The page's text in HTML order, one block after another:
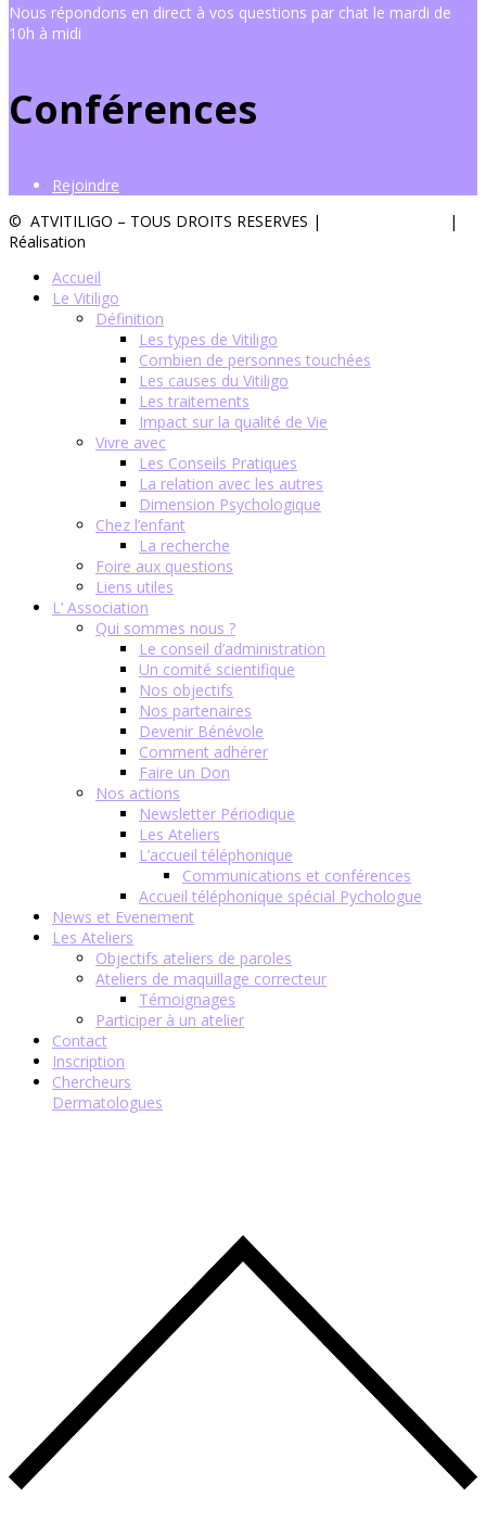
Nous répondons en direct à vos questions par chat le mardi de
10h à midi
Conférences
Rejoindre
© ATVITILIGO – TOUS DROITS RESERVES |
|
Réalisation
Accueil
Le Vitiligo
Définition
Les types de Vitiligo
Combien de personnes touchées
Les causes du Vitiligo
Les traitements
Impact sur la qualité de Vie
Vivre avec
Les Conseils Pratiques
La relation avec les autres
Dimension Psychologique
Chez l’enfant
La recherche
Foire aux questions
Liens utiles
L’ Association
Qui sommes nous ?
Le conseil d’administration
Un comité scientifique
Nos objectifs
Nos partenaires
Devenir Bénévole
Comment adhérer
Faire un Don
Nos actions
Newsletter Périodique
Les Ateliers
L’accueil téléphonique
Communications et conférences
Accueil téléphonique spécial Pychologue
News et Evenement
Les Ateliers
Objectifs ateliers de paroles
Ateliers de maquillage correcteur
Témoignages
Participer à un atelier
Contact
Inscription
Chercheurs
Dermatologues